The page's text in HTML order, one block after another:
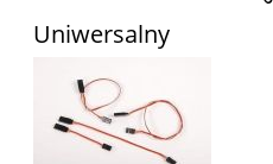
Uniwersalny